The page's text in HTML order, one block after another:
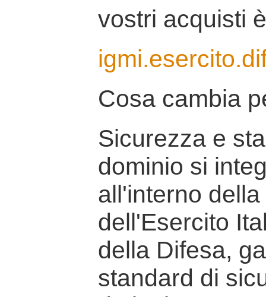
vostri acquisti
Cosa cambia
Sicurezza e
dominio si
all'interno
dell'Esercito
della Difesa,
standard di